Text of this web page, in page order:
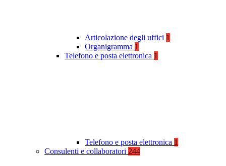
Articolazione degli uffici 1
Organigramma 1
Telefono e posta elettronica 1
Telefono e posta elettronica 1
Consulenti e collaboratori 244